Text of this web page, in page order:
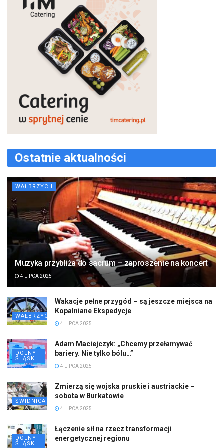
Ostatnie aktualności
WAŁBRZYCH
Muzyka przybliża do sacrum – zaproszenie na koncert
4 LIPCA 2025
WAŁBRZYCH
Wakacje pełne przygód – są jeszcze miejsca na
Kopalniane Ekspedycje
4 LIPCA 2025
DOLNY
ŚLĄSK
Adam Maciejczyk: „Chcemy przełamywać
bariery. Nie tylko bólu…”
4 LIPCA 2025
ŚWIDNICA
Zmierzą się wojska pruskie i austriackie –
sobota w Burkatowie
4 LIPCA 2025
DOLNY
ŚLĄSK
Łączenie sił na rzecz transformacji
energetycznej regionu